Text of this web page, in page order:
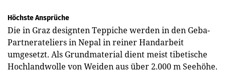
Höchste Ansprüche
Die in Graz designten Teppiche werden in den Geba-
Partnerateliers in Nepal in reiner Handarbeit
umgesetzt. Als Grundmaterial dient meist tibetische
Hochlandwolle von Weiden aus über 2.000 m Seehöhe.